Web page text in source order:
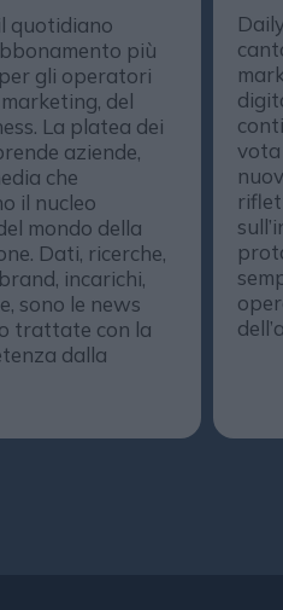
quotidiano
più
gli operatori
marketing, del
La platea dei
aziende,
che
il nucleo
mondo della
Dati, ricerche,
incarichi,
sono le news
trattate con la
dalla
vota